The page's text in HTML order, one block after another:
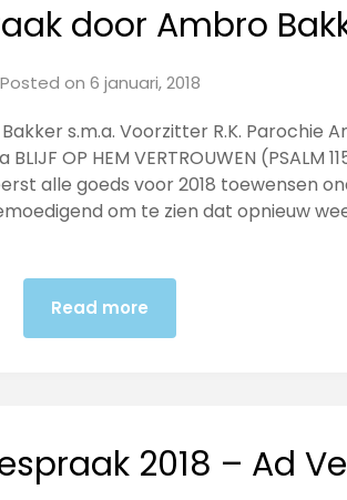
door Ambro
Posted on 6 januari, 2018
s.m.a. Voorzitter R.K. Parochie
OP HEM VERTROUWEN (PSALM
alle goeds voor 2018 toewen­sen
om te zien dat opnieuw
Read more
2018 – Ad